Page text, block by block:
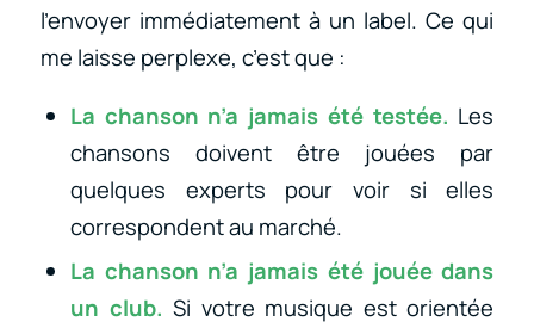
l’envoyer immédiatement à un label. Ce qui
me laisse perplexe, c’est que :
La chanson n’a jamais été testée. Les
chansons doivent être jouées par
quelques experts pour voir si elles
correspondent au marché.
La chanson n’a jamais été jouée dans
un club. Si votre musique est orientée